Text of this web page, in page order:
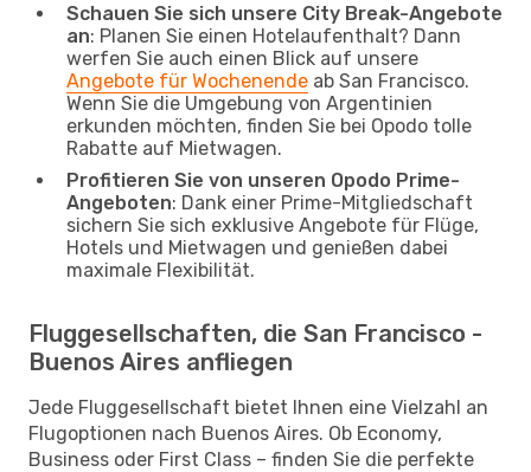
Schauen Sie sich unsere City Break-Angebote
an: Planen Sie einen Hotelaufenthalt? Dann
werfen Sie auch einen Blick auf unsere
Angebote für Wochenende ab San Francisco.
Wenn Sie die Umgebung von Argentinien
erkunden möchten, finden Sie bei Opodo tolle
Rabatte auf Mietwagen.
Profitieren Sie von unseren Opodo Prime-
Angeboten: Dank einer Prime-Mitgliedschaft
sichern Sie sich exklusive Angebote für Flüge,
Hotels und Mietwagen und genießen dabei
maximale Flexibilität.
Fluggesellschaften, die San Francisco -
Buenos Aires anfliegen
Jede Fluggesellschaft bietet Ihnen eine Vielzahl an
Flugoptionen nach Buenos Aires. Ob Economy,
Business oder First Class – finden Sie die perfekte